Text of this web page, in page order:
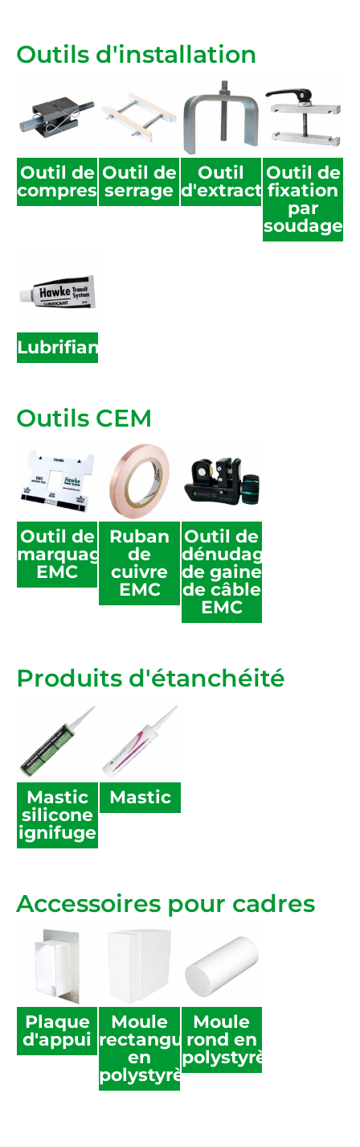
Outils d'installation
Outil de
compression
Outil de
serrage
Outil
d'extraction
Outil de
fixation
par
soudage
Lubrifiant
Outils CEM
Outil de
marquage
EMC
Ruban
de
cuivre
EMC
Outil de
dénudage
de gaine
de câble
EMC
Produits d'étanchéité
Mastic
silicone
ignifuge
Mastic
Accessoires pour cadres
Plaque
d'appui
Moule
rectangulaire
en
polystyrène
Moule
rond en
polystyrène